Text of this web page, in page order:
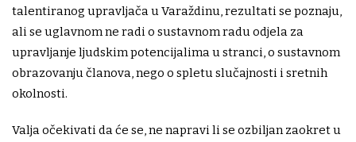
talentiranog upravljača u Varaždinu, rezultati se poznaju,
ali se uglavnom ne radi o sustavnom radu odjela za
upravljanje ljudskim potencijalima u stranci, o sustavnom
obrazovanju članova, nego o spletu slučajnosti i sretnih
okolnosti.
Valja očekivati da će se, ne napravi li se ozbiljan zaokret u